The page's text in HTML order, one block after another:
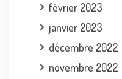
février 2023
janvier 2023
décembre 2022
novembre 2022